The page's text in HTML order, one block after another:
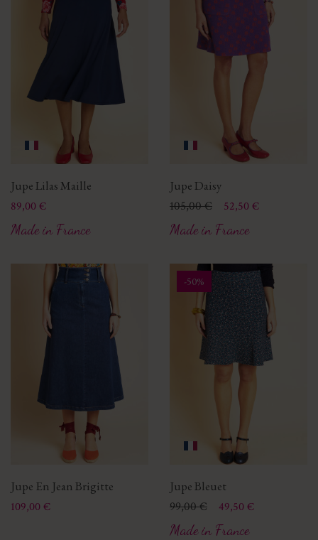
Jupe Lilas Maille
Prix
89,00 €
Made in France
Jupe Daisy
Prix
Prix de base
105,00 € 52,50 €
Made in France
Jupe En Jean Brigitte
Prix
109,00 €
-50%
Jupe Bleuet
Prix
Prix de base
99,00 € 49,50 €
Made in France